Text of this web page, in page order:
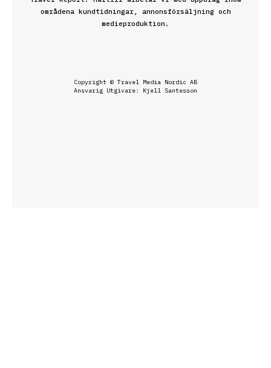
områdena kundtidningar, annonsförsäljning och
medieproduktion.
Copyright © Travel Media Nordic AB
Ansvarig Utgivare: Kjell Santesson